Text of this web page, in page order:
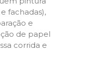
fachadas),
e
de papel
corrida e